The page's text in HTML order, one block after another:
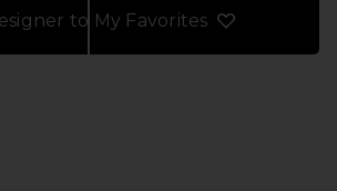
to My Favorites